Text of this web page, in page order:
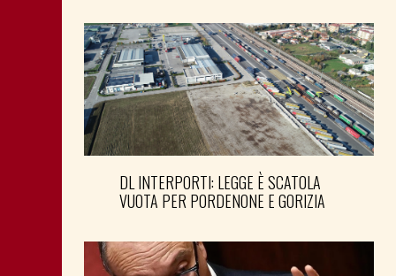
DL INTERPORTI: LEGGE È SCATOLA
VUOTA PER PORDENONE E GORIZIA